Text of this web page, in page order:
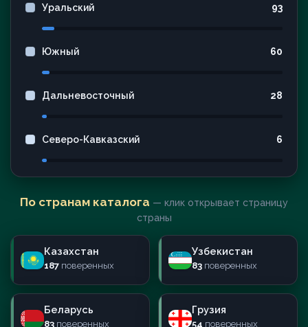
Уральский 93
Южный 60
Дальневосточный 28
Северо-Кавказский 6
По странам каталога — клик открывает страницу
страны
Казахстан
187 поверенных
Узбекистан
83 поверенных
Беларусь
83 поверенных
Грузия
54 поверенных